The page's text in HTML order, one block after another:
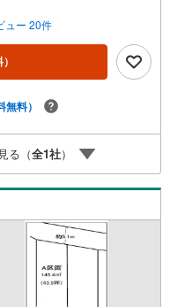
、家族との時間も増えて幸
ご相談承ります。■住まい
。現地の空気や雰囲気を感
までお問合せくださいま
リングも大切です。現地の
かせてください！■ ご来店
います。詳しくは営業ス
せ！■周辺の教育施設やスー
、災害情報等がわかる「物
件と併せてご案内もOK-ご
当日見学もOKです！
ュー 20件
無料）
る（全1社）